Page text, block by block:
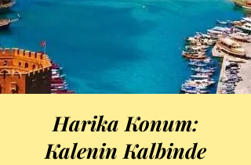
Harika Konum:
Kalenin Kalbinde